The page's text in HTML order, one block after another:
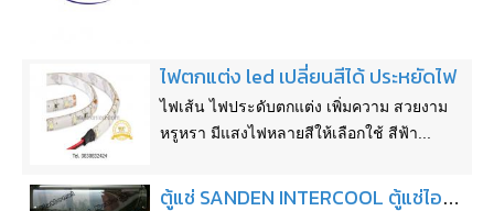
ไฟตกแต่ง led เปลี่ยนสีได้ ประหยัดไฟ
ไฟเส้น ไฟประดับตกแต่ง เพิ่มความ สวยงาม
หรูหรา มีแสงไฟหลายสีให้เลือกใช้ สีฟ้า...
ตู้แช่ SANDEN INTERCOOL ตู้แช่ไอศกรีม ตู้แช่ท็อปปิ้ง